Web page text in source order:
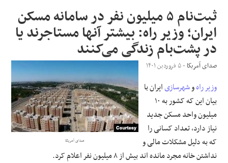
سیاسی
اقتصاد
ورزشی
جهان
اجتماعی
حوادث
ثبت‌نام ۵ میلیون نفر در سامانه مسکن
ایران؛ وزیر راه: بیشتر آنها مستاجرند یا
در پشت‌بام‌ زندگی می‌کنند
صدای آمریکا
صدای آمریکا - ۵ فروردین ۱۴۰۱
وزیر راهوشهرسازیایران با
بیان این که کشور به ۱۰
میلیون واحد مسکن جدید
نیاز دارد، تعداد کسانی را
که به دلیل مشکلات مالی و
نداشتن خانه مجرد مانده ‌اند بیش از ۸ میلیون نفر اعلام کرد.